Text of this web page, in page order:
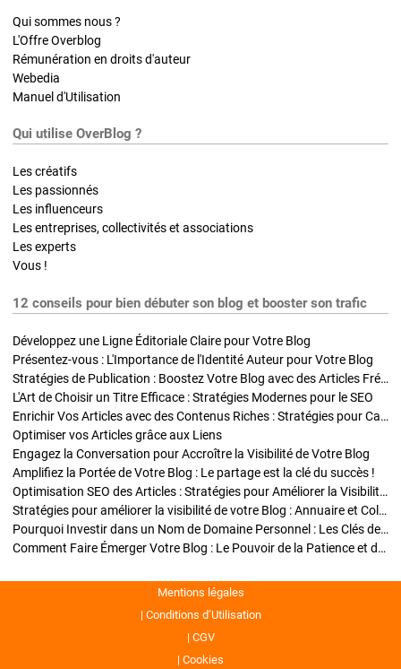
Qui sommes nous ?
L'Offre Overblog
Rémunération en droits d'auteur
Webedia
Manuel d'Utilisation
Qui utilise OverBlog ?
Les créatifs
Les passionnés
Les influenceurs
Les entreprises, collectivités et associations
Les experts
Vous !
12 conseils pour bien débuter son blog et booster son trafic
Développez une Ligne Éditoriale Claire pour Votre Blog
Présentez-vous : L'Importance de l'Identité Auteur pour Votre Blog
Stratégies de Publication : Boostez Votre Blog avec des Articles Fréquents et Exclusifs
L'Art de Choisir un Titre Efficace : Stratégies Modernes pour le SEO
Enrichir Vos Articles avec des Contenus Riches : Stratégies pour Captiver et Optimiser
Optimiser vos Articles grâce aux Liens
Engagez la Conversation pour Accroître la Visibilité de Votre Blog
Amplifiez la Portée de Votre Blog : Le partage est la clé du succès !
Optimisation SEO des Articles : Stratégies pour Améliorer la Visibilité de Votre Blog
Stratégies pour améliorer la visibilité de votre Blog : Annuaire et Collaborations
Pourquoi Investir dans un Nom de Domaine Personnel : Les Clés de la Réussite de Votre Blog
Comment Faire Émerger Votre Blog : Le Pouvoir de la Patience et de la Persévérance
Mentions légales
Conditions d’Utilisation
CGV
Cookies